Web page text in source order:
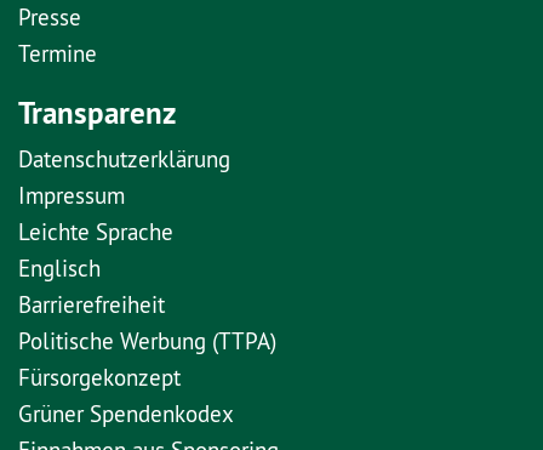
Presse
Termine
Transparenz
Datenschutzerklärung
Impressum
Leichte Sprache
Englisch
Barrierefreiheit
Politische Werbung (TTPA)
Fürsorgekonzept
Grüner Spendenkodex